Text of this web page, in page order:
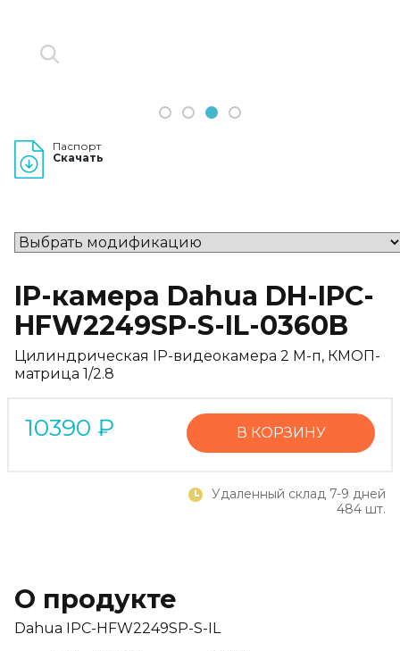
1 2 3 4
Паспорт
Скачать
IP-камера Dahua DH-IPC-
HFW2249SP-S-IL-0360B
Цилиндрическая IP-видеокамера 2 М-п, КМОП-
матрица 1/2.8
10390 ₽ В КОРЗИНУ
Удаленный склад 7-9 дней
484 шт.
О продукте
Dahua IPC-HFW2249SP-S-IL